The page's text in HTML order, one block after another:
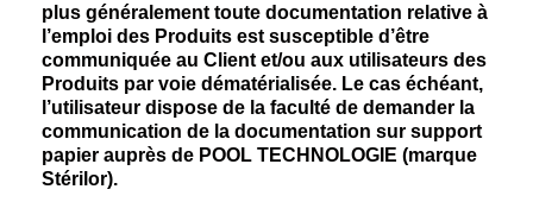
plus généralement toute documentation relative à
l’emploi des Produits est susceptible d’être
communiquée au Client et/ou aux utilisateurs des
Produits par voie dématérialisée. Le cas échéant,
l’utilisateur dispose de la faculté de demander la
communication de la documentation sur support
papier auprès de POOL TECHNOLOGIE (marque
Stérilor).